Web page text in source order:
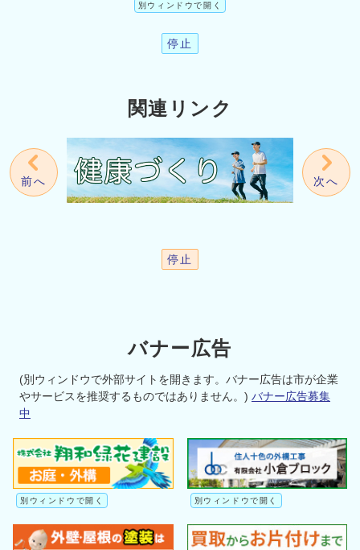
別ウィンドウで開く
停止
関連リンク
前へ 次へ
停止
バナー広告
(別ウィンドウで外部サイトを開きます。バナー広告は市が企業
やサービスを推奨するものではありません。) バナー広告募集
中
別ウィンドウで開く 別ウィンドウで開く